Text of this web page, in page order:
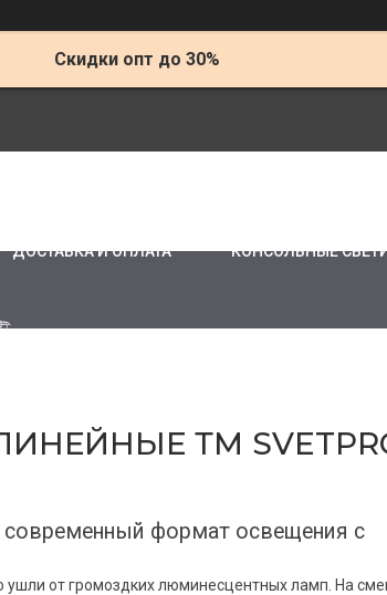
Скидки опт до 30%
ДОСТАВКА И ОПЛАТА КОНСОЛЬНЫЕ
ТМ
формат освещения с
от громоздких люминесцентных ламп. На